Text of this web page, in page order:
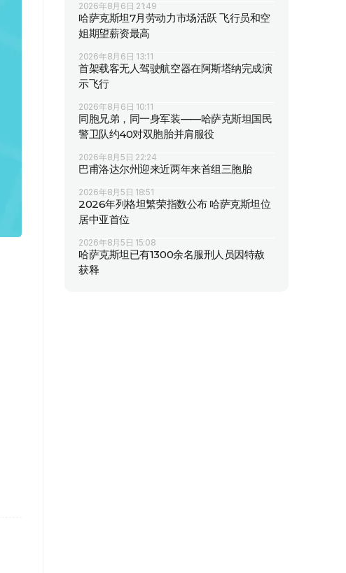
2026年8月6日 21:49
哈萨克斯坦7月劳动力市场活跃 飞行员和空
姐期望薪资最高
2026年8月6日 13:11
首架载客无人驾驶航空器在阿斯塔纳完成演
示飞行
2026年8月6日 10:11
同胞兄弟，同一身军装——哈萨克斯坦国民
警卫队约40对双胞胎并肩服役
2026年8月5日 22:24
巴甫洛达尔州迎来近两年来首组三胞胎
2026年8月5日 18:51
2026年列格坦繁荣指数公布 哈萨克斯坦位
居中亚首位
2026年8月5日 15:08
哈萨克斯坦已有1300余名服刑人员因特赦
获释